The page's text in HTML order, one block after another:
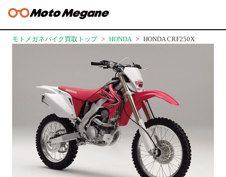
モトメガネバイク買取トップ HONDA HONDA CRF250X